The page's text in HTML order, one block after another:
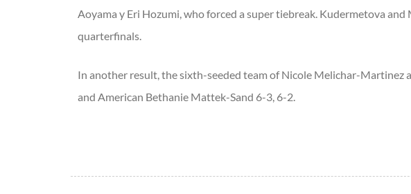
Aoyama y Eri Hozumi, who forced a super tiebreak. Kudermetova
quarterfinals.
In another result, the sixth-seeded team of Nicole Melichar-Martinez
and American Bethanie Mattek-Sand 6-3, 6-2.